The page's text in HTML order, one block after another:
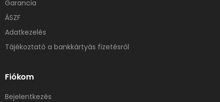
Garancia
ÁSZF
Adatkezelés
Tájékoztató a bankkártyás fizetésről
Fiókom
Bejelentkezés